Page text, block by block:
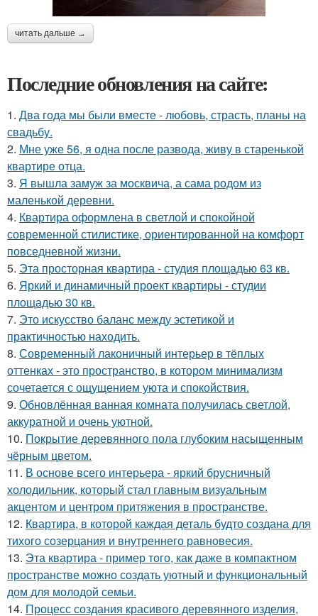
читать дальше →
Последние обновления на сайте:
1. Два года мы были вместе - любовь, страсть, планы на
свадьбу.
2. Мне уже 56, я одна после развода, живу в старенькой
квартире отца.
3. Я вышла замуж за москвича, а сама родом из
маленькой деревни.
4. Квартира оформлена в светлой и спокойной
современной стилистике, ориентированной на комфорт
повседневной жизни.
5. Эта просторная квартира - студия площадью 63 кв.
6. Яркий и динамичный проект квартиры - студии
площадью 30 кв.
7. Это искусство баланс между эстетикой и
практичностью находить.
8. Современный лаконичный интерьер в тёплых
оттенках - это пространство, в котором минимализм
сочетается с ощущением уюта и спокойствия.
9. Обновлённая ванная комната получилась светлой,
аккуратной и очень уютной.
10. Покрытие деревянного пола глубоким насыщенным
чёрным цветом.
11. В основе всего интерьера - яркий брусничный
холодильник, который стал главным визуальным
акцентом и центром притяжения в пространстве.
12. Квартира, в которой каждая деталь будто создана для
тихого созерцания и внутреннего равновесия.
13. Эта квартира - пример того, как даже в компактном
пространстве можно создать уютный и функциональный
дом для молодой семьи.
14. Процесс создания красивого деревянного изделия,